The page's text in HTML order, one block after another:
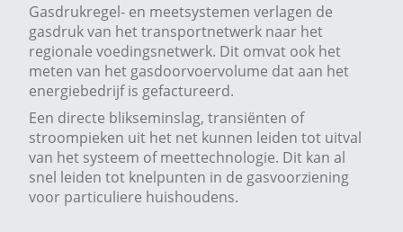
Gasdrukregel- en meetsystemen verlagen de
gasdruk van het transportnetwerk naar het
regionale voedingsnetwerk. Dit omvat ook het
meten van het gasdoorvoervolume dat aan het
energiebedrijf is gefactureerd.
Een directe blikseminslag, transiënten of
stroompieken uit het net kunnen leiden tot uitval
van het systeem of meettechnologie. Dit kan al
snel leiden tot knelpunten in de gasvoorziening
voor particuliere huishoudens.